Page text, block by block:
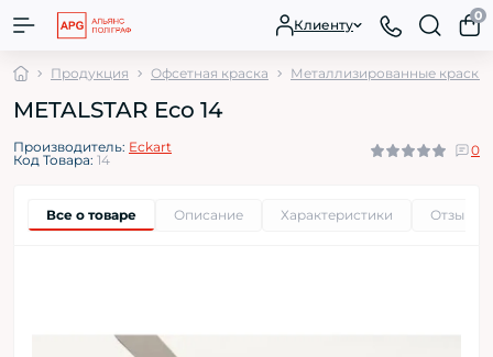
Клиенту
0
Продукция Офсетная краска Металлизированные краски
METALSTAR Eco 14
Производитель: Eckart
Код Товара: 14
0
Все о товаре Описание Характеристики Отзывы